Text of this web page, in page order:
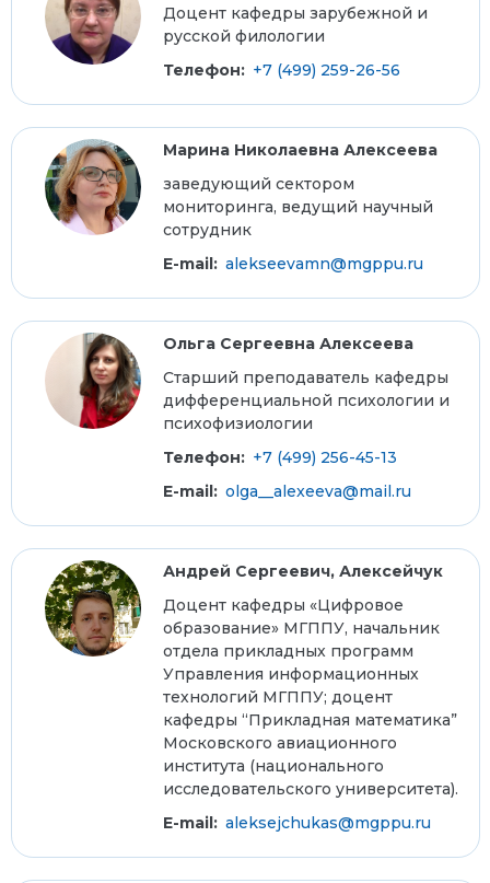
Доцент кафедры зарубежной и
русской филологии
Телефон: +7 (499) 259-26-56
Марина Николаевна Алексеева
заведующий сектором
мониторинга, ведущий научный
сотрудник
E-mail: alekseevamn@mgppu.ru
Ольга Сергеевна Алексеева
Старший преподаватель кафедры
дифференциальной психологии и
психофизиологии
Телефон: +7 (499) 256-45-13
E-mail: olga__alexeeva@mail.ru
Андрей Сергеевич, Алексейчук
Доцент кафедры «Цифровое
образование» МГППУ, начальник
отдела прикладных программ
Управления информационных
технологий МГППУ; доцент
кафедры “Прикладная математика”
Московского авиационного
института (национального
исследовательского университета).
E-mail: aleksejchukas@mgppu.ru